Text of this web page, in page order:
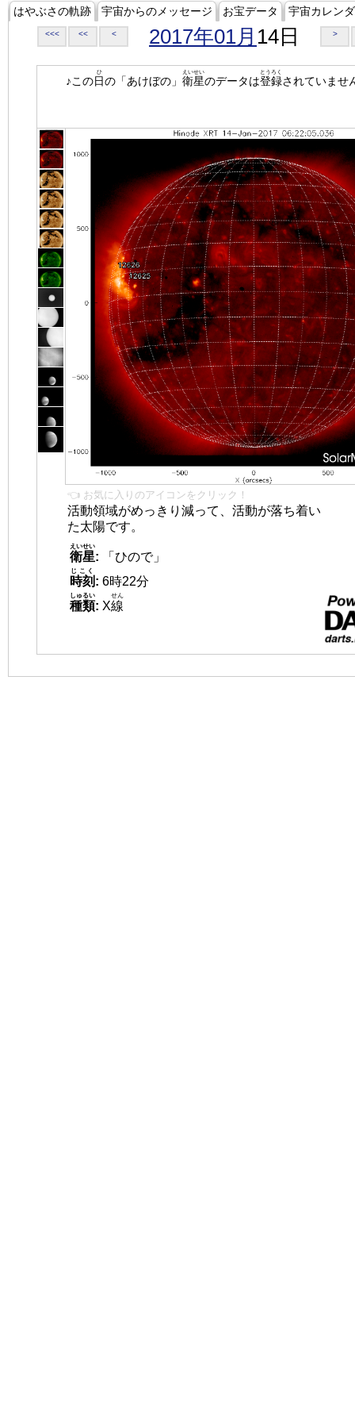
はやぶさの軌跡 宇宙からのメッセージ お宝データ 宇宙カレン
<<< << < 2017年01月 14日 >
♪この日
ひ
の「あけぼの」 衛星
えいせい
のデータは登録
とうろく
されていませ
👈 お気に入りのアイコンをクリック！
活動領域がめっきり減って、活動が落ち着い
た太陽です。
衛星
えいせい
:
「ひので」
時刻
じこく
: 6時22分
種類
しゅるい
: X線
せん